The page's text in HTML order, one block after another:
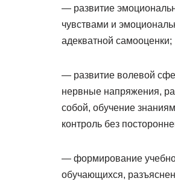
— развитие
чувствами и
адекватной самооценки;
— развитие волевой
нервные напряжения,
собой, обучение
контроль без
— формирование
обучающихся,